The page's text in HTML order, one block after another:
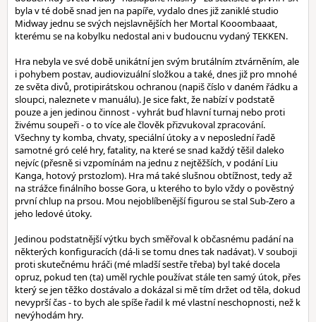
byla v té době snad jen na papíře, vydalo dnes již zaniklé studio
Midway jednu se svých nejslavnějších her Mortal Kooombaaat,
kterému se na kobylku nedostal ani v budoucnu vydaný TEKKEN.
Hra nebyla ve své době unikátní jen svým brutálním ztvárněním, ale
i pohybem postav, audiovizuální složkou a také, dnes již pro mnohé
ze světa divů, protipirátskou ochranou (napiš číslo v daném řádku a
sloupci, naleznete v manuálu). Je sice fakt, že nabízí v podstatě
pouze a jen jedinou činnost - vyhrát buď hlavní turnaj nebo proti
živému soupeři - o to více ale člověk přizvukoval zpracování.
Všechny ty komba, chvaty, speciální útoky a v neposlední řadě
samotné gró celé hry, fatality, na které se snad každý těšil daleko
nejvíc (přesně si vzpomínám na jednu z nejtěžších, v podání Liu
Kanga, hotový prstozlom). Hra má také slušnou obtížnost, tedy až
na strážce finálního bosse Gora, u kterého to bylo vždy o pověstný
první chlup na prsou. Mou nejoblíbenější figurou se stal Sub-Zero a
jeho ledové útoky.
Jedinou podstatnější výtku bych směřoval k občasnému padání na
některých konfiguracích (dá-li se tomu dnes tak nadávat). V souboji
proti skutečnému hráči (mé mladší sestře třeba) byl také docela
opruz, pokud ten (ta) uměl rychle používat stále ten samý útok, přes
který se jen těžko dostávalo a dokázal si mě tím držet od těla, dokud
nevyprší čas - to bych ale spíše řadil k mé vlastní neschopnosti, než k
nevýhodám hry.